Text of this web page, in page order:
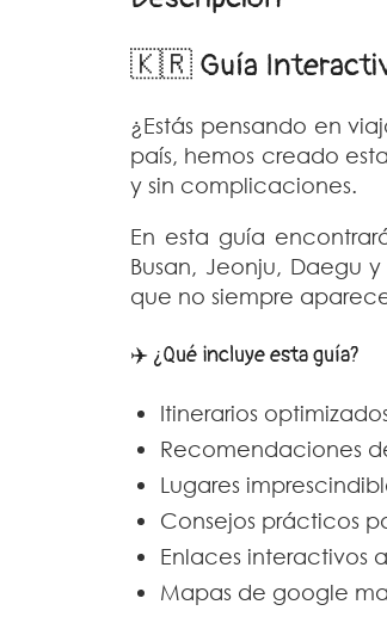
🇰🇷 Guía
¿Estás pensando en
país, hemos creado
y sin complicaciones.
En esta guía
Busan, Jeonju, Daegu
que no siempre
✈️ ¿Qué incluye esta guía?
Itinerarios
Recomendaciones
Lugares
Consejos prácticos
Enlaces interactivos
Mapas de google